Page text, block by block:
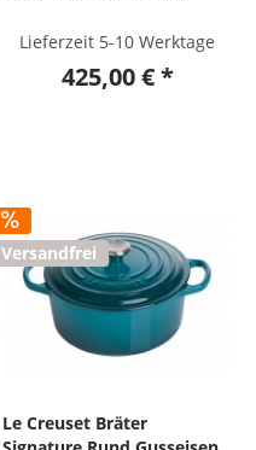
Lieferzeit 5-10 Werktage
425,00 € *
Versandfrei
Le Creuset Bräter